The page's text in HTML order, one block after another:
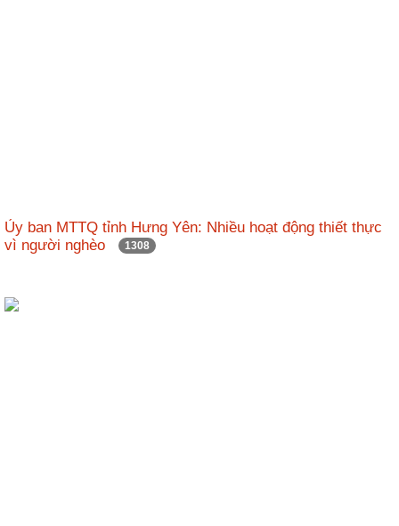
Ủy ban MTTQ tỉnh Hưng Yên: Nhiều hoạt động thiết thực
vì người nghèo
1308